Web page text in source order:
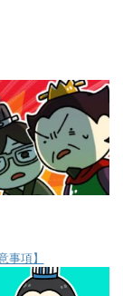
事項】